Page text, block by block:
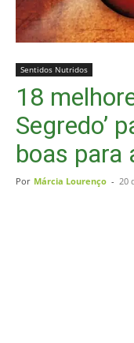
Sentidos Nutridos
18
Segredo’
boas para
Por Márcia Lourenço - 20